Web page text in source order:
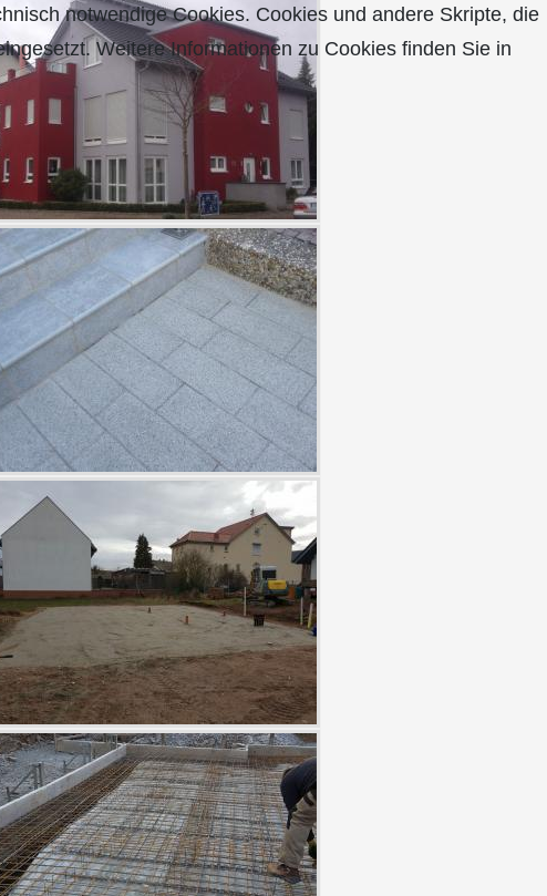
notwendige Cookies. Cookies und andere Skripte, die
Weitere Informationen zu Cookies finden Sie in